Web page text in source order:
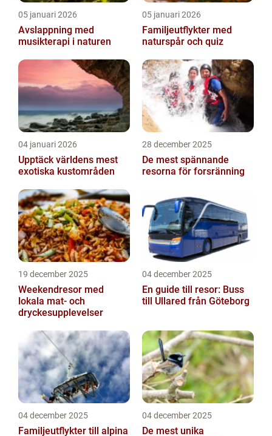
05 januari 2026
Avslappning med
musikterapi i naturen
05 januari 2026
Familjeutflykter med
naturspår och quiz
04 januari 2026
Upptäck världens mest
exotiska kustområden
28 december 2025
De mest spännande
resorna för forsränning
19 december 2025
Weekendresor med
lokala mat- och
dryckesupplevelser
04 december 2025
En guide till resor: Buss
till Ullared från Göteborg
04 december 2025
Familjeutflykter till alpina
04 december 2025
De mest unika